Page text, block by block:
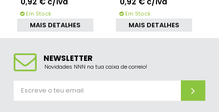
Em Stock
MAIS DETALHES
Em Stock
MAIS DETALHES
NEWSLETTER
Novidades NNN na tua caixa de correio!